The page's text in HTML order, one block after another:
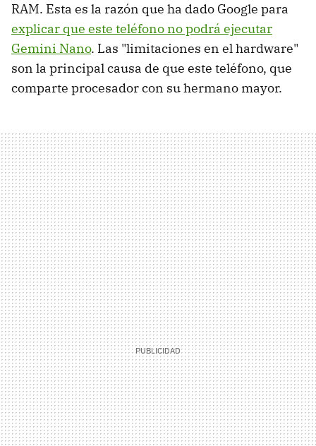
RAM. Esta es la razón que ha dado Google para
explicar que este teléfono no podrá ejecutar
Gemini Nano. Las "limitaciones en el hardware"
son la principal causa de que este teléfono, que
comparte procesador con su hermano mayor.